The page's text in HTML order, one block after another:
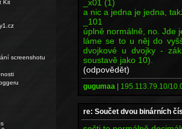
_x01 (1)
a nic a jedna je jedna,
_101
úplně normálně, no. Jde
láme se to u něj do
dvojkové u dvojky -
soustavě jako 10).
(odpovědět)
gugumaa | 195.113.79.10/
re: Součet dvou binárních
Kit
screenshotu